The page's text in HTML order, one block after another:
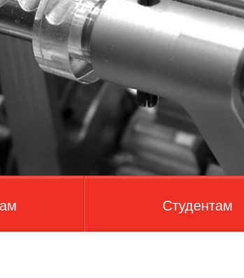
Студентам